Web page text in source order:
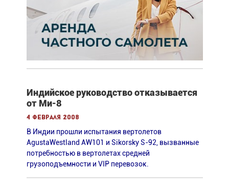
Индийское руководство отказывается
от Ми-8
4 февраля 2008
В Индии прошли испытания вертолетов
AgustaWestland AW101 и Sikorsky S-92, вызванные
потребностью в вертолетах средней
грузоподъемности и VIP перевозок.